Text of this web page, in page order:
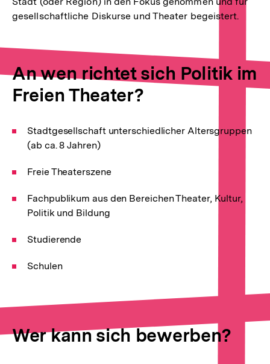
gesellschaftliche Diskurse und Theater begeistert.
An wen richtet sich Politik im
Freien Theater?
Stadtgesellschaft unterschiedlicher Altersgruppen
(ab ca. 8 Jahren)
Freie Theaterszene
Fachpublikum aus den Bereichen Theater, Kultur,
Politik und Bildung
Studierende
Schulen
Wer kann sich bewerben?